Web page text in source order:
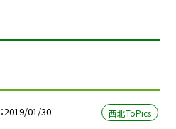
2019/01/30 西北ToPics